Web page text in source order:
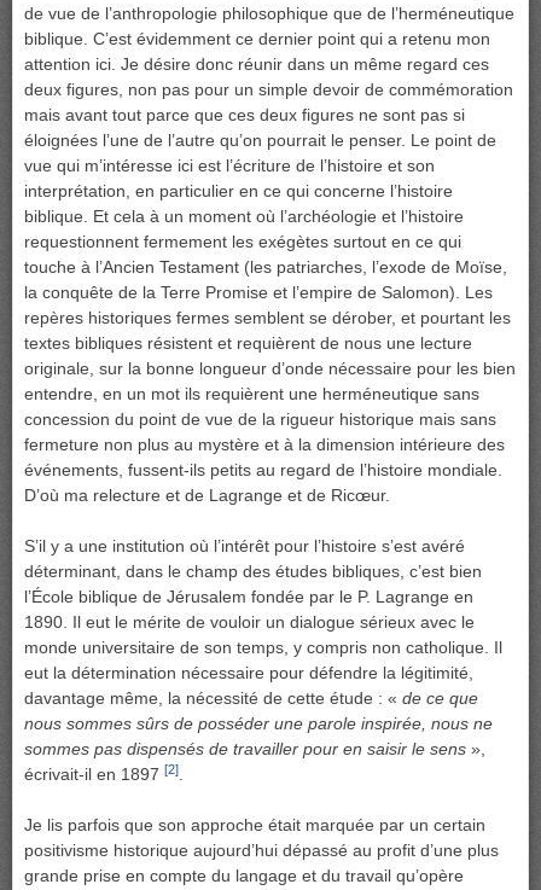
de vue de l’anthropologie philosophique que de l’herméneutique
biblique. C’est évidemment ce dernier point qui a retenu mon
attention ici. Je désire donc réunir dans un même regard ces
deux figures, non pas pour un simple devoir de commémoration
mais avant tout parce que ces deux figures ne sont pas si
éloignées l’une de l’autre qu’on pourrait le penser. Le point de
vue qui m’intéresse ici est l’écriture de l’histoire et son
interprétation, en particulier en ce qui concerne l’histoire
biblique. Et cela à un moment où l’archéologie et l’histoire
requestionnent fermement les exégètes surtout en ce qui
touche à l’Ancien Testament (les patriarches, l’exode de Moïse,
la conquête de la Terre Promise et l’empire de Salomon). Les
repères historiques fermes semblent se dérober, et pourtant les
textes bibliques résistent et requièrent de nous une lecture
originale, sur la bonne longueur d’onde nécessaire pour les bien
entendre, en un mot ils requièrent une herméneutique sans
concession du point de vue de la rigueur historique mais sans
fermeture non plus au mystère et à la dimension intérieure des
événements, fussent-ils petits au regard de l’histoire mondiale.
D’où ma relecture et de Lagrange et de Ricœur.
S’il y a une institution où l’intérêt pour l’histoire s’est avéré
déterminant, dans le champ des études bibliques, c’est bien
l’École biblique de Jérusalem fondée par le P. Lagrange en
1890. Il eut le mérite de vouloir un dialogue sérieux avec le
monde universitaire de son temps, y compris non catholique. Il
eut la détermination nécessaire pour défendre la légitimité,
davantage même, la nécessité de cette étude : « de ce que
nous sommes sûrs de posséder une parole inspirée, nous ne
sommes pas dispensés de travailler pour en saisir le sens »,
écrivait-il en 1897 [2].
Je lis parfois que son approche était marquée par un certain
positivisme historique aujourd’hui dépassé au profit d’une plus
grande prise en compte du langage et du travail qu’opère